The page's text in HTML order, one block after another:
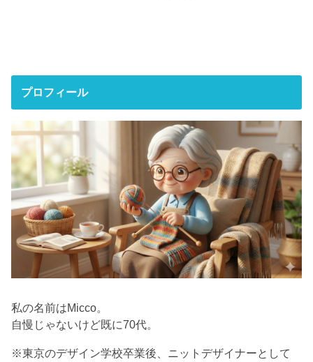
プロフィール
私の名前はMicco。
自慢じゃないけど既に70代。
※東京のデザイン学校卒業後、ニットデザイナーとして